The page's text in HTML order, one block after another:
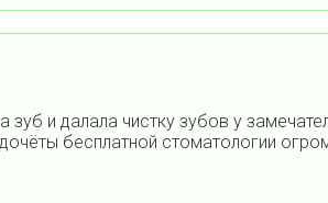
зуб и далала чистку зубов у
бесплатной стоматологии